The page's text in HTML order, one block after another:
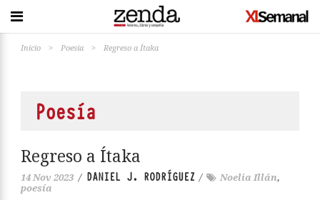
Inicio > Poesía > Regreso a Ítaka
Poesía
Regreso a Ítaka
14 Nov 2023 / DANIEL J. RODRÍGUEZ / Noelia Illán,
poesía